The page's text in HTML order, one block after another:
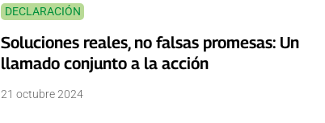
DECLARACIÓN
Soluciones reales, no falsas promesas: Un
llamado conjunto a la acción
21 octubre 2024